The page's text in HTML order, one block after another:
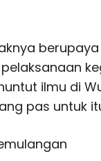
ilmu di
pas untuk